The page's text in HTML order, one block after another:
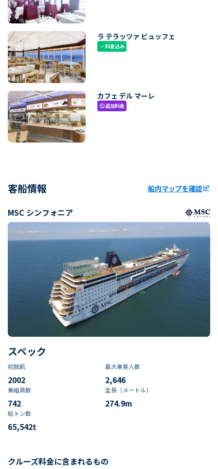
ラ テラッツァ ビュッフェ
check料金込み
カフェ デル マーレ
paid追加料金
客船情報 船内マップを確認ungroup
MSC シンフォニア
スペック
初就航
2002
最大乗客人数
2,646
乗組員数​
742
全長（メートル）
274.9m
総トン数​
65,542t
クルーズ料金に含まれるもの